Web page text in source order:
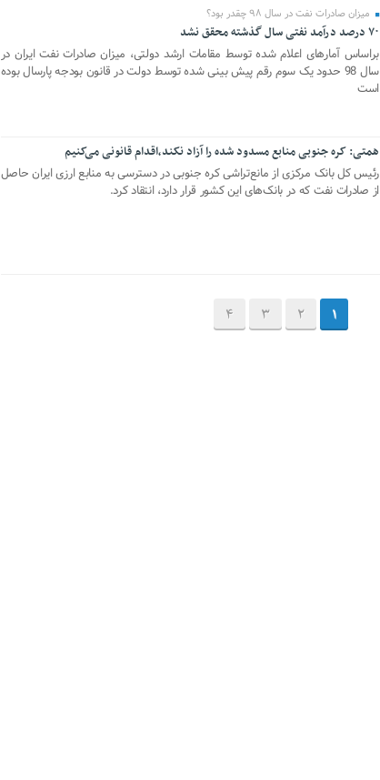
میزان صادرات نفت در سال ۹۸ چقدر بود؟
۷۰ درصد درآمد نفتی سال گذشته محقق نشد
براساس آمارهای اعلام شده توسط مقامات ارشد دولتی، میزان صادرات نفت ایران در
سال 98 حدود یک سوم رقم پیش بینی شده توسط دولت در قانون بودجه پارسال بوده
است
همتی: کره جنوبی منابع مسدود شده را آزاد نکند،اقدام قانونی می‌کنیم
رئیس کل بانک مرکزی از مانع‌تراشی کره جنوبی در دسترسی به منابع ارزی ایران حاصل
از صادرات نفت که در بانک‌های این کشور قرار دارد، انتقاد کرد.
1
2
3
4